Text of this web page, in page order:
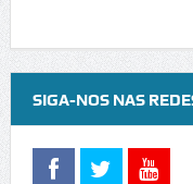
SIGA-NOS NAS